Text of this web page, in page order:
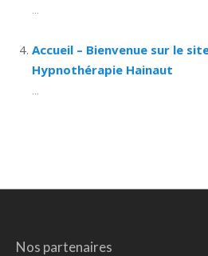
Accueil – Bienvenue sur le
Hypnothérapie Hainaut
Nos partenaires